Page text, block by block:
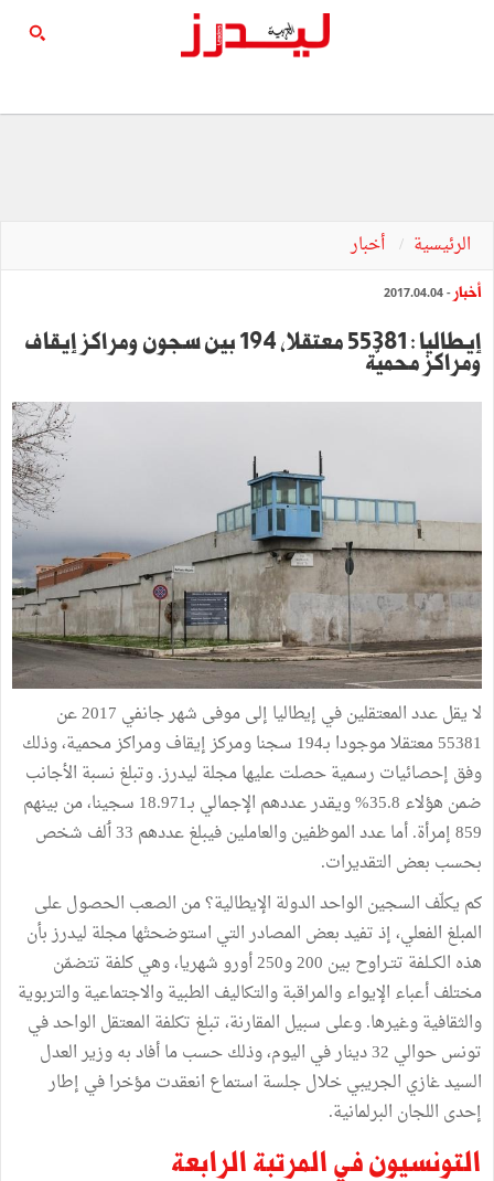
الرئيسية أخبار
أخبار - 2017.04.04
إيطاليا : 55381 معتقلا، 194 بين سجون ومراكز إيقاف
ومراكز محميّة
لايقلعددالمعتقلينفي إيطاليا إلىموفى شهرجانفي
عن
55381معتقلاموجودا بـ194 سجناومركزإيقافومراكزمحمية،وذلك
وفق إحصائيات رسميةحصلتعليهامجلة ليدرز.وتبلغ نسبة الأجانب
ضمن هؤلاء ويقدرعددهم الإجمالي بـ18.971 سجينا،من بينهم
859إمرأة.أماعددالموظفينوالعاملينفيبلغعددهم ٲلف شخص
بحسب بعض التقديرات.
كم يكلّف السجين الواحدالدولة الإيطالية؟من الصعب الحصولعلى
المبلغ الفعلي،إذتفيدبعض المصادرالتي استوضحتْهامجلة ليدرزبأن
هذه الكــلفة تتـراوح بين و250أوروشهريا،وهيكلفة تتضمّن
مختلفأعباء الإيواءوالمراقبةوالتكاليف الطبيةوالاجتماعيةوالتربوية
والثقافيةوغيرها.وعلى سبيل المقارنة،تبلغ تكلفة المعتقل الواحدفي
تونسحوالي دينارفي اليوم،وذلكحسبماأفادبهوزيرالعدل
السيدغازي الجريبيخلالجلسة استماع انعقدتمؤخرافي إطار
إحدى اللجان البرلمانية.
التونسيون في المرتبة الرابعة